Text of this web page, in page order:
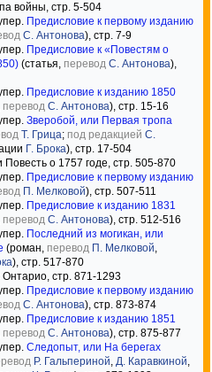
войны, стр. 5-504
Предисловие к первому изданию
С. Антонова), стр. 7-9
Предисловие к «Повестям о
(статья, перевод С. Антонова),
Предисловие к изданию 1850
перевод С. Антонова), стр. 15-16
Зверобой, или Первая тропа
Т. Грица; под редакцией С.
Г. Брока), стр. 17-504
Повесть о 1757 годе, стр. 505-870
Предисловие к первому изданию
П. Мелковой), стр. 507-511
Предисловие к изданию 1831
перевод С. Антонова), стр. 512-516
Последний из могикан, или
(роман, перевод П. Мелковой,
), стр. 517-870
стр. 871-1293
Предисловие к первому изданию
С. Антонова), стр. 873-874
Предисловие к изданию 1851
перевод С. Антонова), стр. 875-877
Следопыт, или На берегах
Р. Гальпериной, Д. Каравкиной,